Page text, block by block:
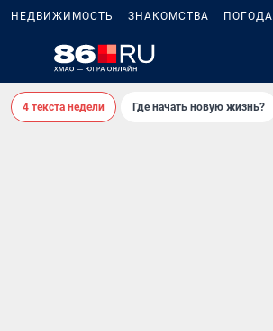
НЕДВИЖИМОСТЬ ЗНАКОМСТВА ПОГОДА
4 текста недели Где начать новую жизнь?